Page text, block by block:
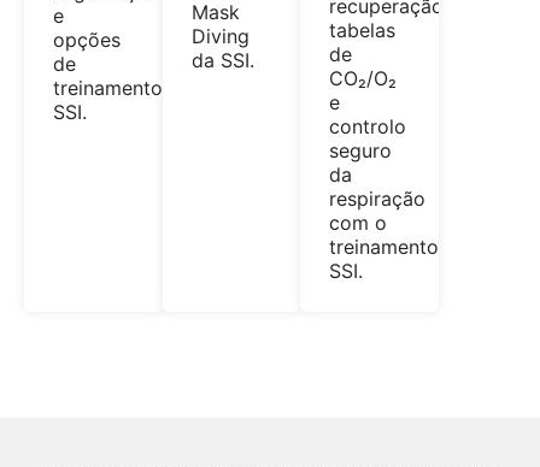
e
opções
de
treinamento
SSI.
Mask
Diving
da SSI.
recuperação,
tabelas
de
CO₂/O₂
e
controlo
seguro
da
respiração
com o
treinamento
SSI.